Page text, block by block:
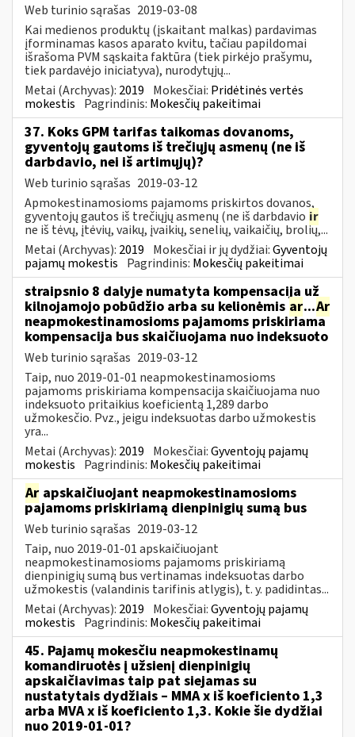
Web turinio sąrašas 2019-03-08
Kai medienos produktų (įskaitant malkas) pardavimas
įforminamas kasos aparato kvitu, tačiau papildomai
išrašoma PVM sąskaita faktūra (tiek pirkėjo prašymu,
tiek pardavėjo iniciatyva), nurodytųjų...
Metai (Archyvas): 2019 Mokesčiai: Pridėtinės vertės
mokestis Pagrindinis: Mokesčių pakeitimai
37. Koks GPM tarifas taikomas dovanoms,
gyventojų gautoms iš trečiųjų asmenų (ne iš
darbdavio, nei iš artimųjų)?
Web turinio sąrašas 2019-03-12
Apmokestinamosioms pajamoms priskirtos dovanos,
gyventojų gautos iš trečiųjų asmenų (ne iš darbdavio ir
ne iš tėvų, įtėvių, vaikų, įvaikių, senelių, vaikaičių, brolių,...
Metai (Archyvas): 2019 Mokesčiai ir jų dydžiai:Gyventojų
pajamų mokestis Pagrindinis: Mokesčių pakeitimai
straipsnio 8 dalyje numatyta kompensacija už
kilnojamojo pobūdžio arba su kelionėmis ar...Ar
neapmokestinamosioms pajamoms priskiriama
kompensacija bus skaičiuojama nuo indeksuoto
Web turinio sąrašas 2019-03-12
Taip, nuo 2019-01-01 neapmokestinamosioms
pajamoms priskiriama kompensacija skaičiuojama nuo
indeksuoto pritaikius koeficientą 1,289 darbo
užmokesčio. Pvz., jeigu indeksuotas darbo užmokestis
yra...
Metai (Archyvas): 2019 Mokesčiai:Gyventojų pajamų
mokestis Pagrindinis: Mokesčių pakeitimai
Ar apskaičiuojant neapmokestinamosioms
pajamoms priskiriamą dienpinigių sumą bus
Web turinio sąrašas 2019-03-12
Taip, nuo 2019-01-01 apskaičiuojant
neapmokestinamosioms pajamoms priskiriamą
dienpinigių sumą bus vertinamas indeksuotas darbo
užmokestis (valandinis tarifinis atlygis), t. y. padidintas...
Metai (Archyvas): 2019 Mokesčiai:Gyventojų pajamų
mokestis Pagrindinis: Mokesčių pakeitimai
45. Pajamų mokesčiu neapmokestinamų
komandiruotės į užsienį dienpinigių
apskaičiavimas taip pat siejamas su
nustatytais dydžiais – MMA x iš koeficiento 1,3
arba MVA x iš koeficiento 1,3. Kokie šie dydžiai
nuo 2019-01-01?